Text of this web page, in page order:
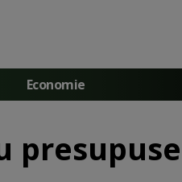
Economie
presupuse